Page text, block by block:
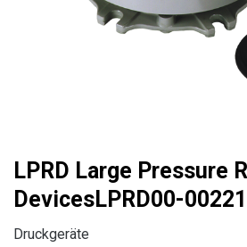
LPRD Large Pressure
DevicesLPRD00-
Druckgeräte